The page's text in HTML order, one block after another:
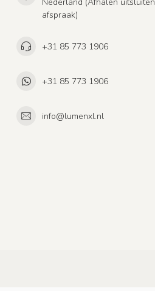
afspraak)
+31 85 773 1906
+31 85 773 1906
info@lumenxl.nl